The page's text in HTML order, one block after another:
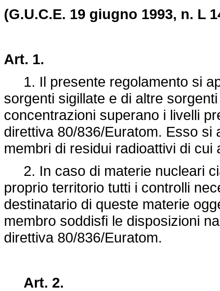
(G.U.C.E. 19 giugno 1993, n. L
Art. 1.
1. Il presente regolamento si
sorgenti sigillate e di altre
concentrazioni superano i livelli
direttiva 80/836/Euratom. Esso si
membri di residui radioattivi di
2. In caso di materie nucleari
proprio territorio tutti i controlli
destinatario di queste materie
membro soddisfi le disposizioni
direttiva 80/836/Euratom.
Art. 2.